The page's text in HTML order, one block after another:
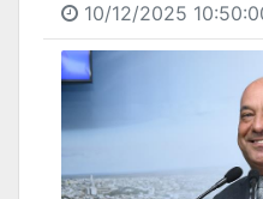
10/12/2025